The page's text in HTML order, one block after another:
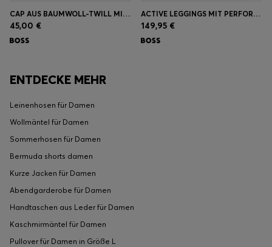
CAP AUS BAUMWOLL-TWILL MIT LOGO-STICKEREI
45,00 €
ACTIVE LEGGINGS MIT PERFORMANCE-STRETCH UND FEUCHTIGKEITSMANAGEMENT
149,95 €
ENTDECKE MEHR
Leinenhosen für Damen
Wollmäntel für Damen
Sommerhosen für Damen
Bermuda shorts damen
Kurze Jacken für Damen
Abendgarderobe für Damen
Handtaschen aus Leder für Damen
Kaschmirmäntel für Damen
Pullover für Damen in Größe L